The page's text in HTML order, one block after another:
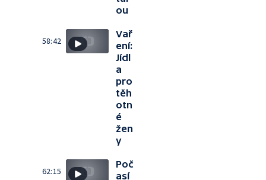
ou
58:42
Vař
ení:
Jídl
a
pro
těh
otn
é
žen
y
62:15
Poč
así